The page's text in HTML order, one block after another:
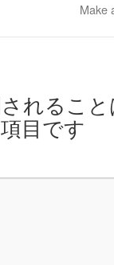
Make
れるこ
目です